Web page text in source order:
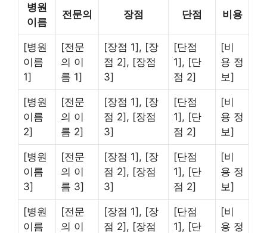
병원
이름
전문의 장점 단점 비용
[병원
이름
1]
[전문
의 이
름 1]
[장점 1], [장
점 2], [장점
3]
[단점
1], [단
점 2]
[비
용 정
보]
[병원
이름
2]
[전문
의 이
름 2]
[장점 1], [장
점 2], [장점
3]
[단점
1], [단
점 2]
[비
용 정
보]
[병원
이름
3]
[전문
의 이
름 3]
[장점 1], [장
점 2], [장점
3]
[단점
1], [단
점 2]
[비
용 정
보]
[병원
이름
[전문
의 이
[장점 1], [장
점 2], [장점
[단점
1], [단
[비
용 정